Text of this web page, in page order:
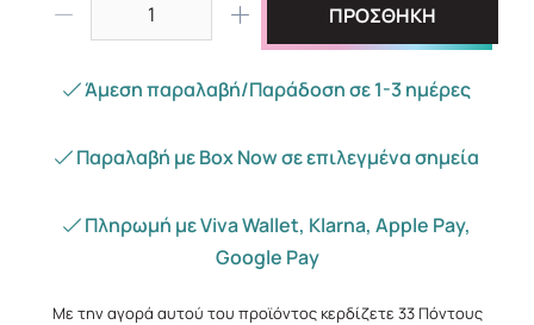
ΠΡΟΣΘΗΚΗ
Άμεση παραλαβή/Παράδοση σε 1-3 ημέρες
Παραλαβή με Box Now σε επιλεγμένα σημεία
Πληρωμή με Viva Wallet, Klarna, Apple Pay,
Google Pay
Με την αγορά αυτού του προϊόντος κερδίζετε 33 Πόντους